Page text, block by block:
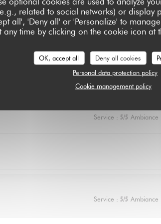
related to social networks) or display
all', 'Deny all' or 'Personalize' to
any time by clicking on the cookie icon at
OK, accept all Deny all cookies
Personal data protection policy
Cookie management policy
Service: 5/5 Ambiance :
un peu sur le vegan) a adoré les lasagnes !
Service : 5/5 Ambiance
Service : 5/5 Ambiance